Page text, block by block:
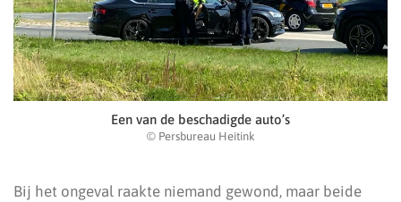
Een van de beschadigde auto’s
© Persbureau Heitink
Bij het ongeval raakte niemand gewond, maar beide